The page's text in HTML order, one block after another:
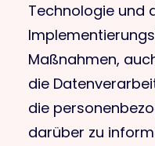
Technologie und
Maßnahmen,
die
die
darüber zu